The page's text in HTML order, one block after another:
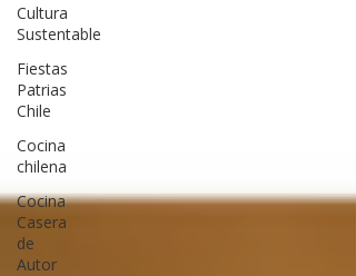
Cultura
Sustentable
Fiestas
Patrias
Chile
Cocina
chilena
Cocina
Casera
de
Autor